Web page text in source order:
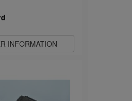
INFORMATION